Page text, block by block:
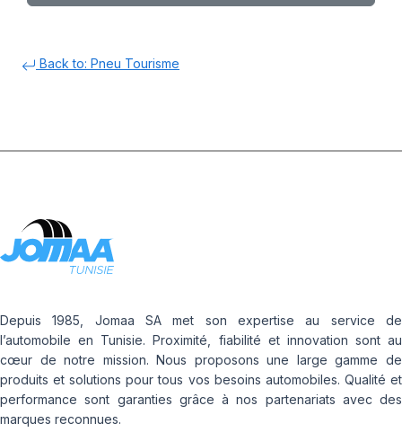
Back to: Pneu Tourisme
Depuis 1985, Jomaa SA met son expertise au service de
l’automobile en Tunisie. Proximité, fiabilité et innovation sont au
cœur de notre mission. Nous proposons une large gamme de
produits et solutions pour tous vos besoins automobiles. Qualité et
performance sont garanties grâce à nos partenariats avec des
marques reconnues.